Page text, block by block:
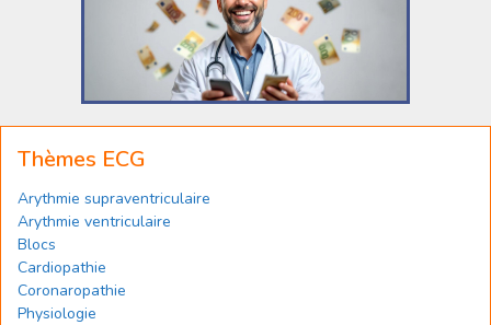
Thèmes ECG
Arythmie supraventriculaire
Arythmie ventriculaire
Blocs
Cardiopathie
Coronaropathie
Physiologie